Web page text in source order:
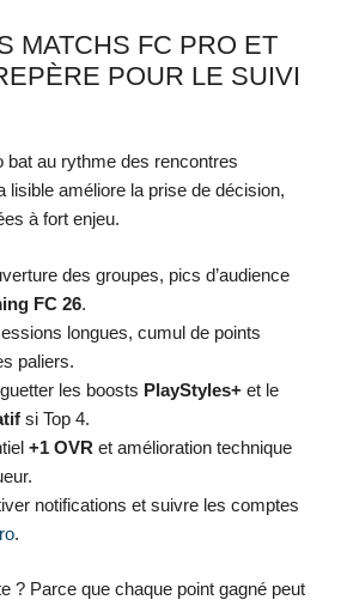
MATCHS FC PRO ET
POUR LE SUIVI
au rythme des rencontres
lisible améliore la prise de décision,
à fort enjeu.
des groupes, pics d’audience
FC 26.
longues, cumul de points
paliers.
les boosts PlayStyles+ et le
si Top 4.
+1 OVR et amélioration technique
notifications et suivre les comptes
.
? Parce que chaque point gagné peut